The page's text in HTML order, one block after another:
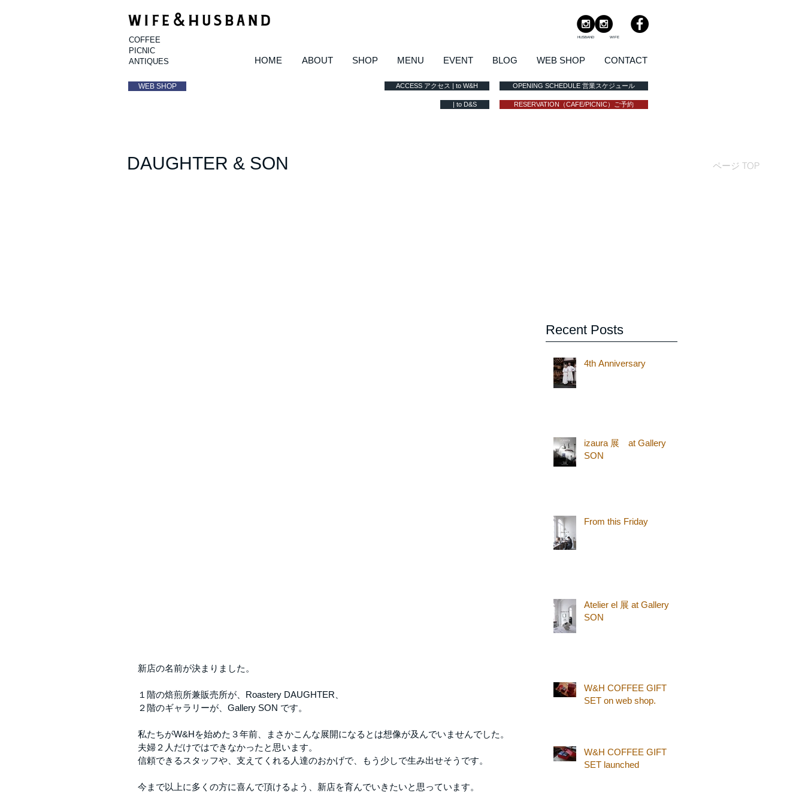
COFFEE
PICNIC
ANTIQUES
HOME ABOUT SHOP MENU EVENT BLOG WEB SHOP CONTACT
HUSBAND WIFE
WEB SHOP ACCESS アクセス | to W&H
| to D&S
OPENING SCHEDULE 営業スケジュール
RESERVATION（CAFE/PICNIC）ご予約
DAUGHTER & SON
新店の名前が決まりました。
１階の焙煎所兼販売所が、Roastery DAUGHTER、
２階のギャラリーが、Gallery SON です。
私たちがW&Hを始めた３年前、まさかこんな展開になるとは想像が及んでいませんでした。
夫婦２人だけではできなかったと思います。
信頼できるスタッフや、支えてくれる人達のおかげで、もう少しで生み出せそうです。
今まで以上に多くの方に喜んで頂けるよう、新店を育んでいきたいと思っています。
Recent Posts
4th Anniversary
izaura 展 at Gallery
SON
From this Friday
Atelier el 展 at Gallery
SON
W&H COFFEE GIFT
SET on web shop.
W&H COFFEE GIFT
SET launched
ページ TOP